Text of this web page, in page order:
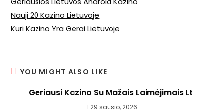
Nauji 20 Kazino Lietuvoje
Kuri Kazino Yra Gerai Lietuvoje
YOU MIGHT ALSO LIKE
Geriausi Kazino Su Mažais Laimėjimais Lt
29 sausio, 2026